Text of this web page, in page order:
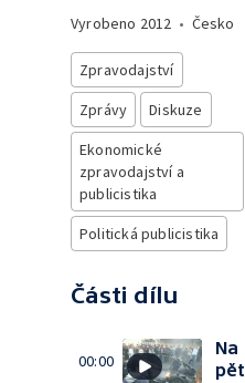
Vyrobeno 2012 • Česko
Zpravodajství
Zprávy
Diskuze
Ekonomické
zpravodajství a
publicistika
Politická publicistika
Části dílu
00:00
Na
pět